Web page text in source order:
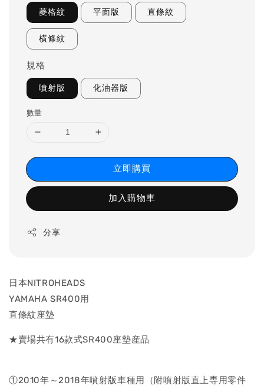
菱格紋 平面版 直條紋
横條紋
規格
噴射版 化油器版
數量
立即購買
加入購物車
分享
日本NITROHEADS
YAMAHA SR400用
直條紋座墊
★賣場共有16款式SR400座墊産品
①2010年～2018年噴射版車種用（附噴射版直上専用零件